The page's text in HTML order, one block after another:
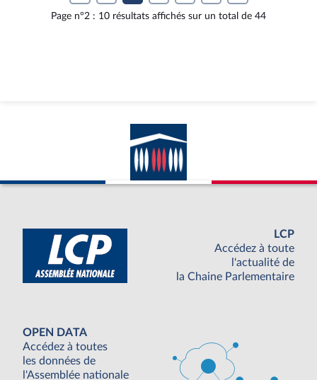
Page n°2 : 10 résultats affichés sur un total de 44
LCP
Accédez à toute
l'actualité de
la Chaine Parlementaire
OPEN DATA
Accédez à toutes
les données de
l'Assemblée nationale